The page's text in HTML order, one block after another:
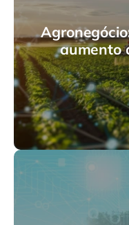
aumento